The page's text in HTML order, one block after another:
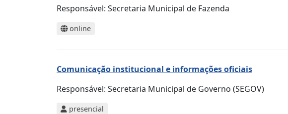
Responsável: Secretaria Municipal de Fazenda
online
Comunicação institucional e informações oficiais
Responsável: Secretaria Municipal de Governo (SEGOV)
presencial